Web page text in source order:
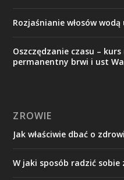
Rozjaśnianie włosów
Oszczędzanie czasu –
permanentny brwi i ust
ZROWIE
Jak właściwie dbać o
W jaki sposób radzić sobie